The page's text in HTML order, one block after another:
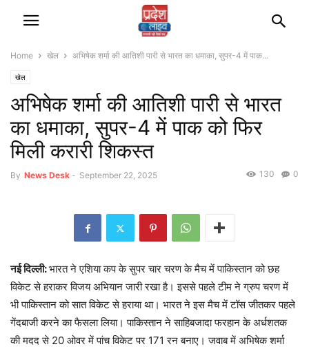
Home खेल अभिषेक शर्मा की आतिशी पारी से भारत का धमाका, सुपर-4 में पाक...
खेल
अभिषेक शर्मा की आतिशी पारी से भारत
का धमाका, सुपर-4 में पाक को फिर
मिली करारी शिकस्त
By News Desk - September 22, 2025 0
130
नई दिल्ली:भारत ने एशिया कप के सुपर चार चरण के मैच में पाकिस्तान को छह
विकेट से हराकर विजय अभियान जारी रखा है। इससे पहले टीम ने ग्रुप चरण में
भी पाकिस्तान को सात विकेट से हराया था। भारत ने इस मैच में टॉस जीतकर पहले
गेंदबाजी करने का फैसला लिया। पाकिस्तान ने साहिबजादा फरहान के अर्धशतक
की मदद से 20 ओवर में पांच विकेट पर 171 रन बनाए। जवाब में अभिषेक शर्मा